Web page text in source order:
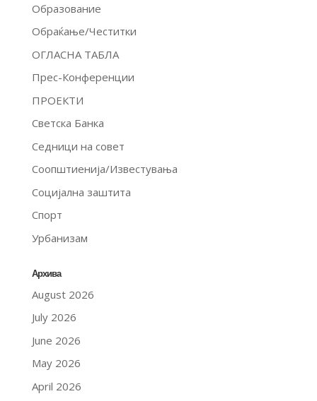
Образование
Обраќање/Честитки
ОГЛАСНА ТАБЛА
Прес-Конференции
ПРОЕКТИ
Светска Банка
Седници на совет
Соопштиенија/Известувања
Социјална заштита
Спорт
Урбанизам
Архива
August 2026
July 2026
June 2026
May 2026
April 2026